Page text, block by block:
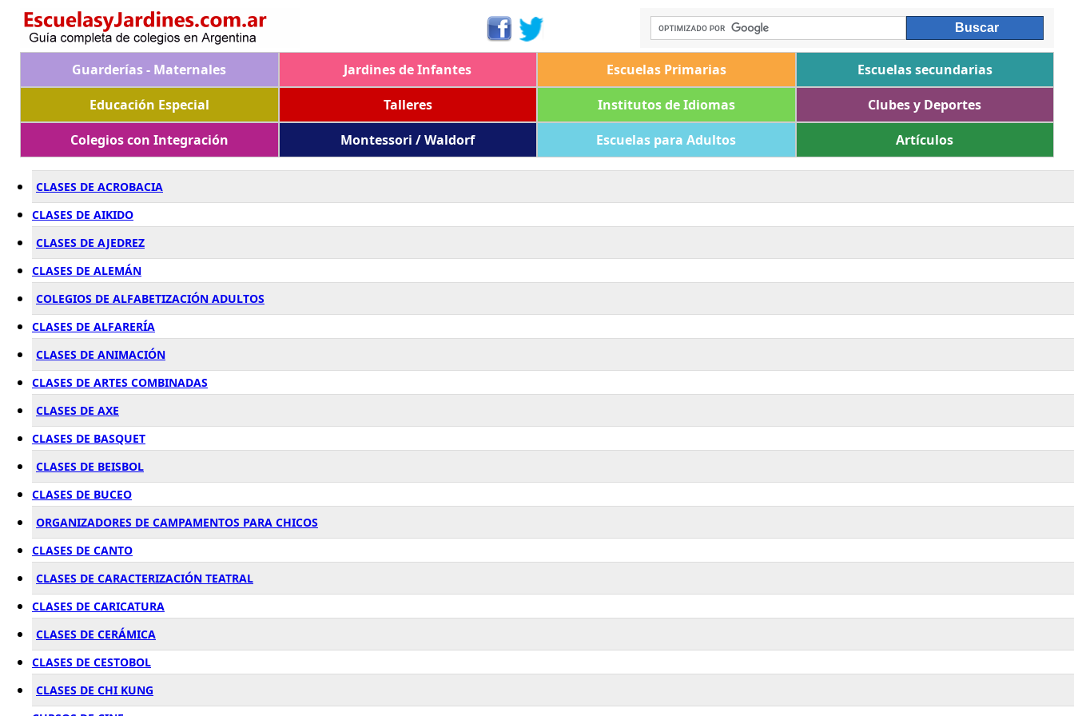
Guarderías - Maternales Jardines de Infantes Escuelas Primarias
Escuelas secundarias
Educación Especial
Talleres Institutos de Idiomas
Clubes y Deportes
Colegios con Integración
Montessori / Waldorf Escuelas para Adultos Artículos
CLASES DE ACROBACIA
CLASES DE AIKIDO
CLASES DE AJEDREZ
CLASES DE ALEMÁN
COLEGIOS DE ALFABETIZACIÓN ADULTOS
CLASES DE ALFARERÍA
CLASES DE ANIMACIÓN
CLASES DE ARTES COMBINADAS
CLASES DE AXE
CLASES DE BASQUET
CLASES DE BEISBOL
CLASES DE BUCEO
ORGANIZADORES DE CAMPAMENTOS PARA CHICOS
CLASES DE CANTO
CLASES DE CARACTERIZACIÓN TEATRAL
CLASES DE CARICATURA
CLASES DE CERÁMICA
CLASES DE CESTOBOL
CLASES DE CHI KUNG